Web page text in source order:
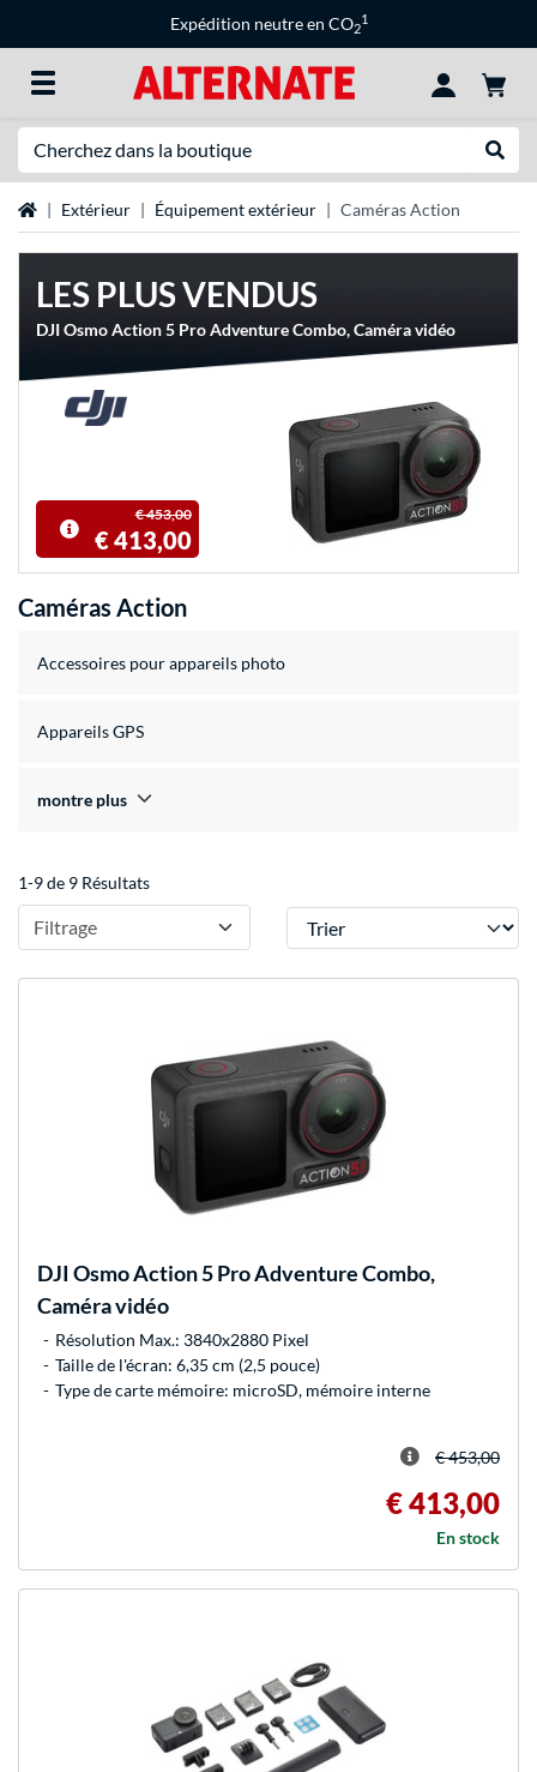
Expédition neutre en CO2
1
Page d'accueil
Extérieur Équipement extérieur Caméras Action
LES PLUS VENDUS
DJI Osmo Action 5 Pro Adventure Combo, Caméra vidéo
€ 453,00
€ 413,00
Caméras Action
Accessoires pour appareils photo
Appareils GPS
montre plus
1-9 de 9 Résultats
Filtrage Trier
DJI Osmo Action 5 Pro Adventure Combo,
Caméra vidéo
Résolution Max.: 3840x2880 Pixel
Taille de l'écran: 6,35 cm (2,5 pouce)
Type de carte mémoire: microSD, mémoire interne
€ 453,00
€ 413,00
En stock